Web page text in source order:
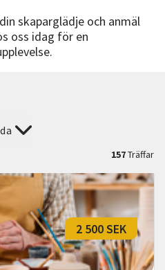
skaparglädje och anmäl
oss idag för en
157Träffar
2 500 SEK